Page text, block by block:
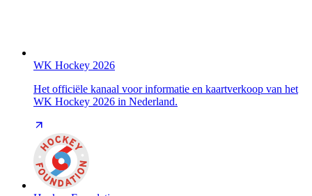
WK Hockey 2026
Het officiële kanaal voor informatie en kaartverkoop van het
WK Hockey 2026 in Nederland.